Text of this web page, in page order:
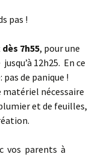
pas !
7h55, pour une
12h25. En ce
de panique !
matériel nécessaire
et de feuilles,
vos parents à